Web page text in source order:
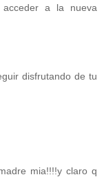
a la nueva
disfrutando de tu
mia!!!!y claro q